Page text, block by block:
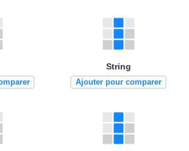
String
Ajouter pour comparer